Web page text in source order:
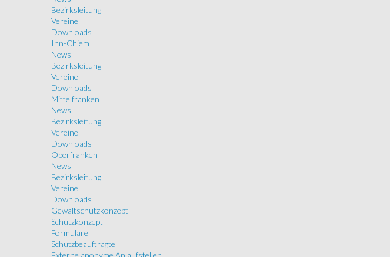
Bezirksleitung
Vereine
Downloads
Inn-Chiem
News
Bezirksleitung
Vereine
Downloads
Mittelfranken
News
Bezirksleitung
Vereine
Downloads
Oberfranken
News
Bezirksleitung
Vereine
Downloads
Gewaltschutzkonzept
Schutzkonzept
Formulare
Schutzbeauftragte
Externe anonyme Anlaufstellen